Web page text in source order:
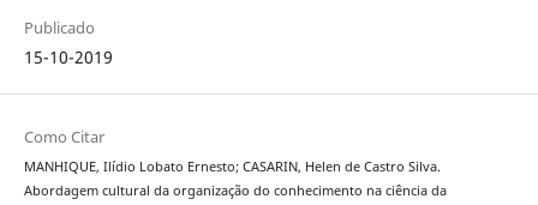
Publicado
15-10-2019
Como Citar
MANHIQUE, Ilídio Lobato Ernesto; CASARIN, Helen de Castro Silva.
Abordagem cultural da organização do conhecimento na ciência da